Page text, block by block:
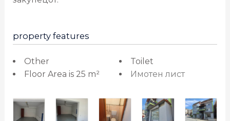
property features
Other
Floor Area is 25 m²
Toilet
Имотен лист